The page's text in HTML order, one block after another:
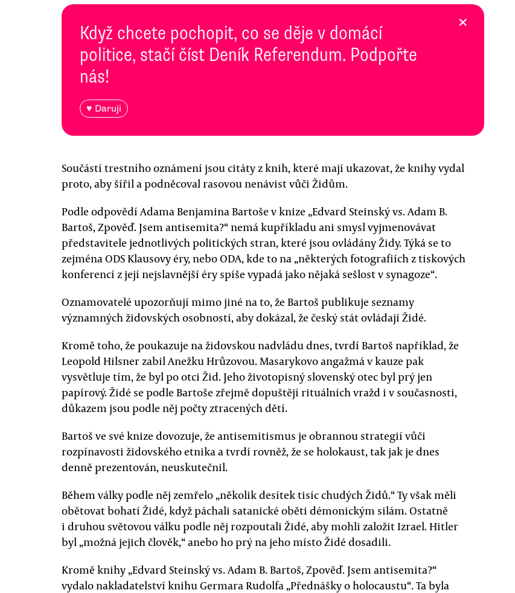
Když chcete pochopit, co se děje v domácí
politice, stačí číst Deník Referendum. Podpořte
nás!
♥ Daruji
×
Součástí trestního oznámení jsou citáty z knih, které mají ukazovat, že knihy vydal
proto, aby šířil a podněcoval rasovou nenávist vůči Židům.
Podle odpovědí Adama Benjamina Bartoše v knize „Edvard Steinský vs. Adam B.
Bartoš, Zpověď. Jsem antisemita?“ nemá kupříkladu ani smysl vyjmenovávat
představitele jednotlivých politických stran, které jsou ovládány Židy. Týká se to
zejména ODS Klausovy éry, nebo ODA, kde to na „některých fotografiích z tiskových
konferencí z její nejslavnější éry spíše vypadá jako nějaká sešlost v synagoze“.
Oznamovatelé upozorňují mimo jiné na to, že Bartoš publikuje seznamy
významných židovských osobností, aby dokázal, že český stát ovládají Židé.
Kromě toho, že poukazuje na židovskou nadvládu dnes, tvrdí Bartoš například, že
Leopold Hilsner zabil Anežku Hrůzovou. Masarykovo angažmá v kauze pak
vysvětluje tím, že byl po otci Žid. Jeho životopisný slovenský otec byl prý jen
papírový. Židé se podle Bartoše zřejmě dopuštějí rituálních vražd i v současnosti,
důkazem jsou podle něj počty ztracených dětí.
Bartoš ve své knize dovozuje, že antisemitismus je obrannou strategií vůči
rozpínavosti židovského etnika a tvrdí rovněž, že se holokaust, tak jak je dnes
denně prezentován, neuskutečnil.
Během války podle něj zemřelo „několik desítek tisíc chudých Židů.“ Ty však měli
obětovat bohatí Židé, když páchali satanické oběti démonickým silám. Ostatně
i druhou světovou válku podle něj rozpoutali Židé, aby mohli založit Izrael. Hitler
byl „možná jejich člověk,“ anebo ho prý na jeho místo Židé dosadili.
Kromě knihy „Edvard Steinský vs. Adam B. Bartoš, Zpověď. Jsem antisemita?“
vydalo nakladatelství knihu Germara Rudolfa „Přednášky o holocaustu“. Ta byla